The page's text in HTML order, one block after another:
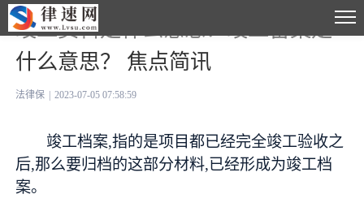
竣工资料是什么意思？竣工备案是
什么意思？ 焦点简讯
法律保 2023-07-05 07:58:59
竣工档案,指的是项目都已经完全竣工验收之
后,那么要归档的这部分材料,已经形成为竣工档
案。